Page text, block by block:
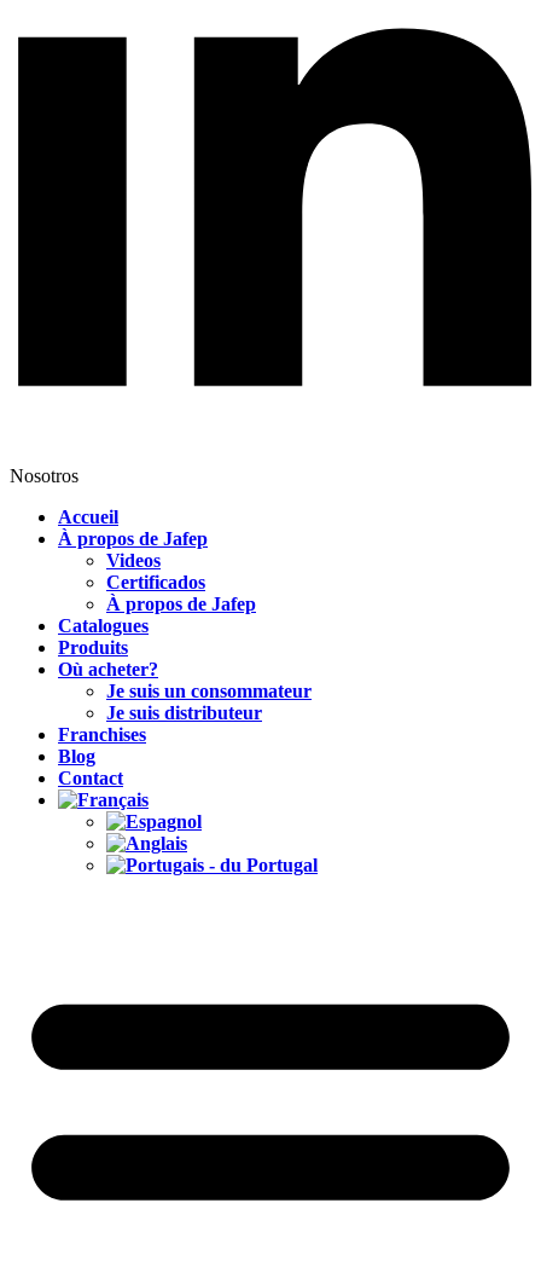
Nosotros
Accueil
À propos de Jafep
Videos
Certificados
À propos de Jafep
Catalogues
Produits
Où acheter?
Je suis un consommateur
Je suis distributeur
Franchises
Blog
Contact